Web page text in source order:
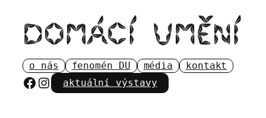
obsah
o nás fenomén DU média kontakt
Facebook
Instagram
aktuální výstavy